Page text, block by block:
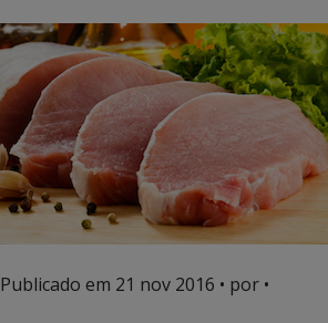
Publicado em 21 nov 2016 • por •